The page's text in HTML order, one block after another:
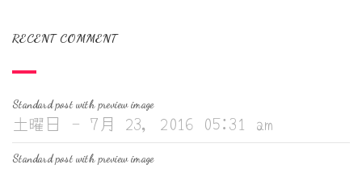
RECENT COMMENT
Standard post with preview image
土曜日 - 7月 23, 2016 05:31 am
Standard post with preview image